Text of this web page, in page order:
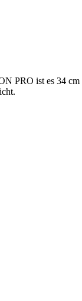
PRO ist es 34 cm